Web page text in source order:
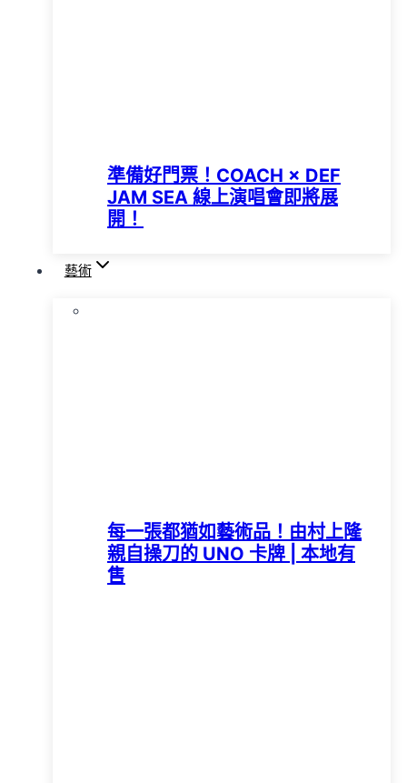
準備好門票！COACH × DEF
JAM SEA 線上演唱會即將展
開！
藝術
每一張都猶如藝術品！由村上隆
親自操刀的 UNO 卡牌 | 本地有
售